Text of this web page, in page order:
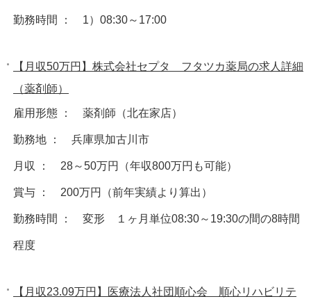
勤務時間 ： 1）08:30～17:00
【月収50万円】株式会社セプタ フタツカ薬局の求人詳細
（薬剤師）
雇用形態 ： 薬剤師（北在家店）
勤務地 ： 兵庫県加古川市
月収 ： 28～50万円（年収800万円も可能）
賞与 ： 200万円（前年実績より算出）
勤務時間 ： 変形 １ヶ月単位08:30～19:30の間の8時間
程度
【月収23.09万円】医療法人社団順心会 順心リハビリテ